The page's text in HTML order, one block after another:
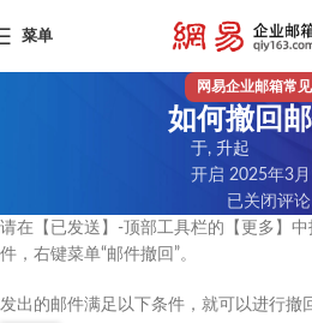
菜单
网易企业邮箱常
如何撤回
于, 升起
开启 2025年3月
已关闭评论
请在【已发送】-顶部工具栏的【更多】
件，右键菜单“邮件撤回”。
发出的邮件满足以下条件，就可以进行撤